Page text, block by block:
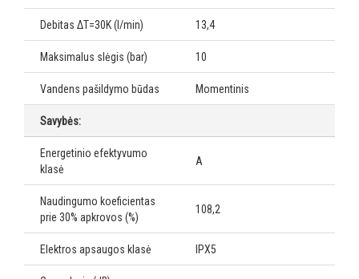
Debitas ΔT=30K (l/min) 13,4
Maksimalus slėgis (bar) 10
Vandens pašildymo būdas Momentinis
Savybės:
Energetinio efektyvumo
klasė
A
Naudingumo koeficientas
prie 30% apkrovos (%)
108,2
Elektros apsaugos klasė IPX5